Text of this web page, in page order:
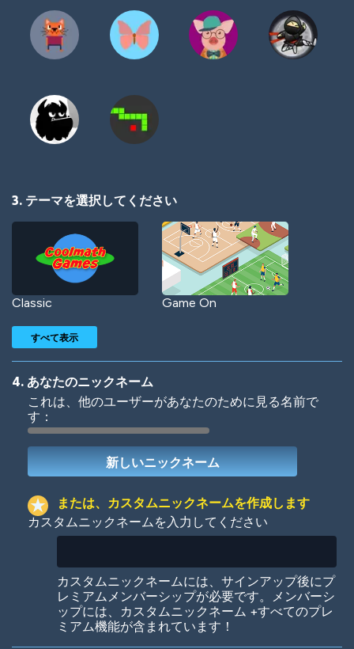
3. テーマを選択してください
Classic Game On
Woof
Colorful
すべて表示
4. あなたのニックネーム
これは、他のユーザーがあなたのために見る名前で
す：
または、カスタムニックネームを作成します
カスタムニックネームを入力してください
カスタムニックネームには、サインアップ後にプ
レミアムメンバーシップが必要です。メンバーシ
ップには、カスタムニックネーム +すべてのプレ
ミアム機能が含まれています！